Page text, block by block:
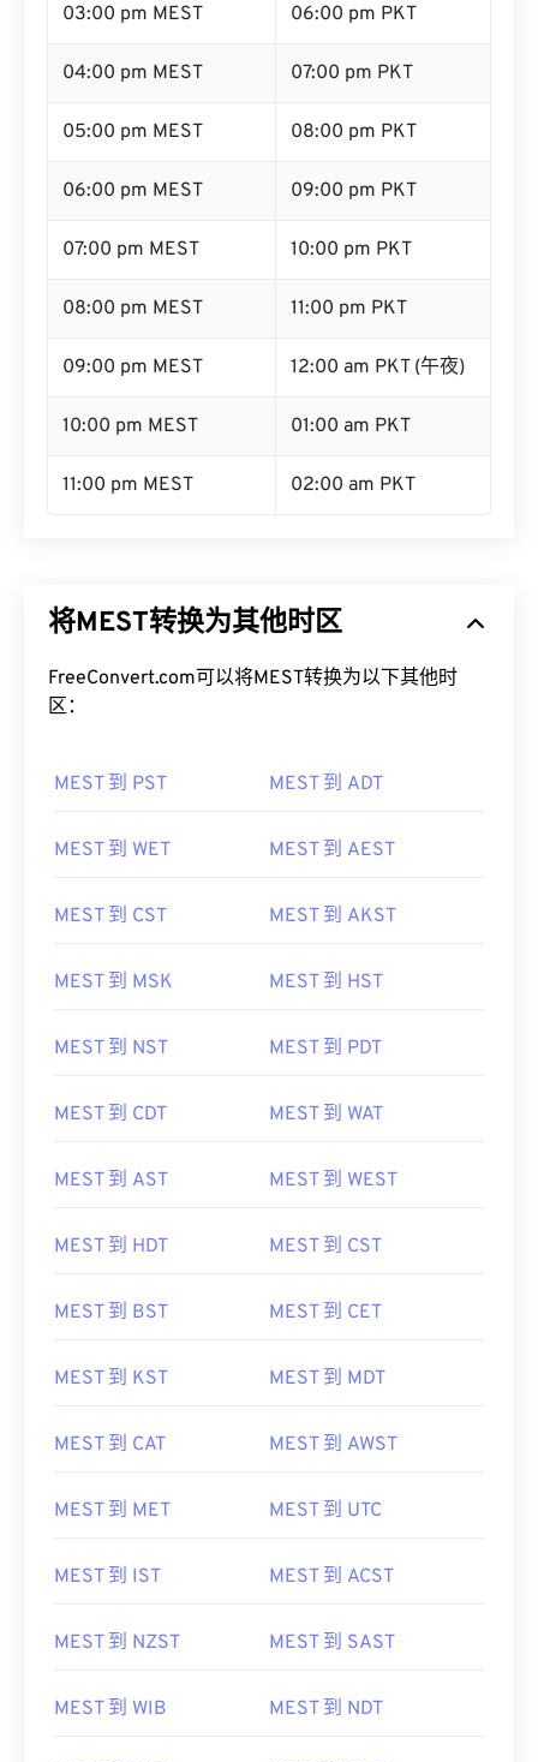
03:00 pm MEST 06:00 pm PKT
04:00 pm MEST 07:00 pm PKT
05:00 pm MEST 08:00 pm PKT
06:00 pm MEST 09:00 pm PKT
07:00 pm MEST 10:00 pm PKT
08:00 pm MEST 11:00 pm PKT
09:00 pm MEST 12:00 am PKT (午夜)
10:00 pm MEST 01:00 am PKT
11:00 pm MEST 02:00 am PKT
将MEST转换为其他时区
FreeConvert.com可以将MEST转换为以下其他时
区：
MEST 到 PST MEST 到 ADT
MEST 到 WET MEST 到 AEST
MEST 到 CST MEST 到 AKST
MEST 到 MSK MEST 到 HST
MEST 到 NST MEST 到 PDT
MEST 到 CDT MEST 到 WAT
MEST 到 AST MEST 到 WEST
MEST 到 HDT MEST 到 CST
MEST 到 BST MEST 到 CET
MEST 到 KST MEST 到 MDT
MEST 到 CAT MEST 到 AWST
MEST 到 MET MEST 到 UTC
MEST 到 IST MEST 到 ACST
MEST 到 NZST MEST 到 SAST
MEST 到 WIB MEST 到 NDT